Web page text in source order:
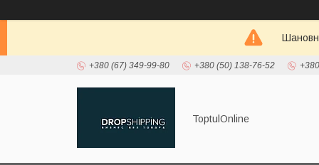
+380 (67) 349-99-80 +380 (50) 138-76-52
ToptulOnline